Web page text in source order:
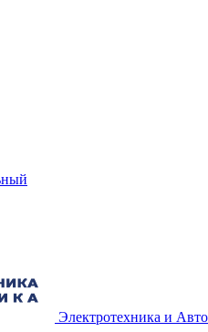
Электротехника и